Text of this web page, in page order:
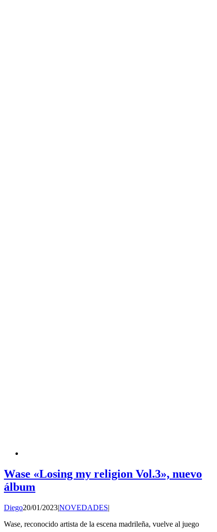
Wase «Losing my religion Vol.3», nuevo
álbum
Diego20/01/2023|NOVEDADES|
Wase, reconocido artista de la escena madrileña, vuelve al juego